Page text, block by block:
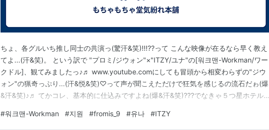
ちょ、各グルいち推し同士の共演っ(驚汗&笑)!!!??って こんな映像が在るなら早く教え
てよ...(汗&笑)。 という訳で "プロミ/ジウォン"×"ITZY/ユナ"の[워크맨-Workman/ワー
クドル]、観てみましたっ♪♬ www.youtube.comにしても冒頭から相変わらずの"ジウ
ォン"の猟奇っぷり...(汗&悦&笑)♡って声が聞こえただけで狂気を感じるの流石だゎ(爆
&汗&笑)♪♬ てかコレ、基本的に仕込みですよね(爆&汗&笑)???でなきゃ５つ星ホテル的
ですが(爆&笑)♪♬ にしても"ジウ…
#워크맨-Workman #지원 #fromis_9 #유나 #ITZY